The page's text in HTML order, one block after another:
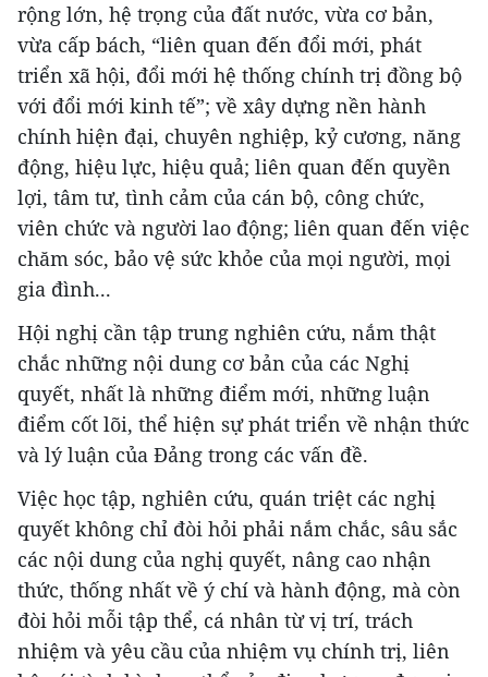
rộng lớn, hệ trọng của đất nước, vừa cơ bản,
vừa cấp bách, “liên quan đến đổi mới, phát
triển xã hội, đổi mới hệ thống chính trị đồng bộ
với đổi mới kinh tế”; về xây dựng nền hành
chính hiện đại, chuyên nghiệp, kỷ cương, năng
động, hiệu lực, hiệu quả; liên quan đến quyền
lợi, tâm tư, tình cảm của cán bộ, công chức,
viên chức và người lao động; liên quan đến việc
chăm sóc, bảo vệ sức khỏe của mọi người, mọi
gia đình...
Hội nghị cần tập trung nghiên cứu, nắm thật
chắc những nội dung cơ bản của các Nghị
quyết, nhất là những điểm mới, những luận
điểm cốt lõi, thể hiện sự phát triển về nhận thức
và lý luận của Đảng trong các vấn đề.
Việc học tập, nghiên cứu, quán triệt các nghị
quyết không chỉ đòi hỏi phải nắm chắc, sâu sắc
các nội dung của nghị quyết, nâng cao nhận
thức, thống nhất về ý chí và hành động, mà còn
đòi hỏi mỗi tập thể, cá nhân từ vị trí, trách
nhiệm và yêu cầu của nhiệm vụ chính trị, liên